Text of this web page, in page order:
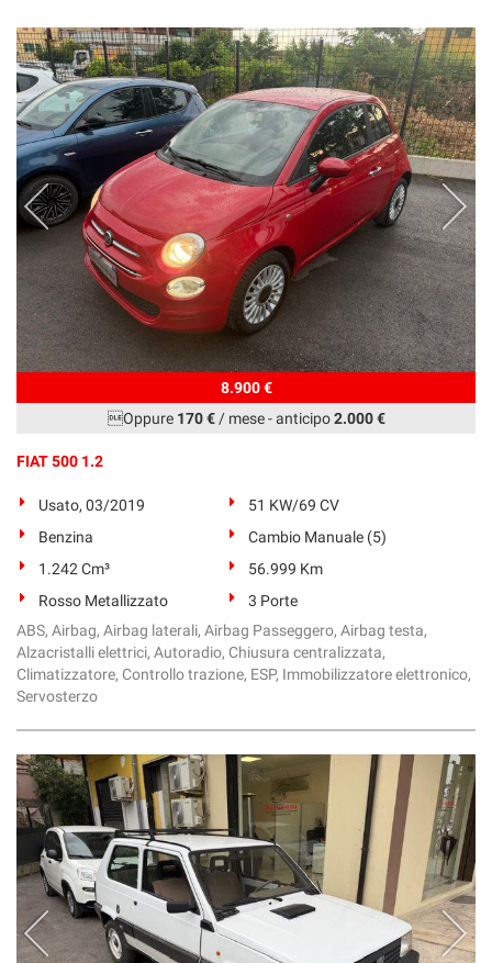
8.900 €
Oppure 170 €/ mese-anticipo2.000 €
FIAT 500 1.2
Usato, 03/2019
51 KW/69 CV
Benzina
Cambio Manuale (5)
1.242 Cm³
56.999 Km
Rosso Metallizzato
3 Porte
ABS, Airbag, Airbag laterali, Airbag Passeggero, Airbag testa,
Alzacristalli elettrici, Autoradio, Chiusura centralizzata,
Climatizzatore, Controllo trazione, ESP, Immobilizzatore elettronico,
Servosterzo